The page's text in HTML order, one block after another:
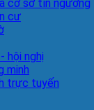
cơ sở tín ngưỡng
cư
hội nghị
minh
trực tuyến